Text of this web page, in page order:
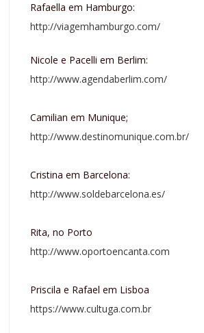
Rafaella em Hamburgo:
http://viagemhamburgo.com/
Nicole e Pacelli em Berlim:
http://www.agendaberlim.com/
Camilian em Munique;
http://www.destinomunique.com.br/
Cristina em Barcelona:
http://www.soldebarcelona.es/
Rita, no Porto
http://www.oportoencanta.com
Priscila e Rafael em Lisboa
https://www.cultuga.com.br